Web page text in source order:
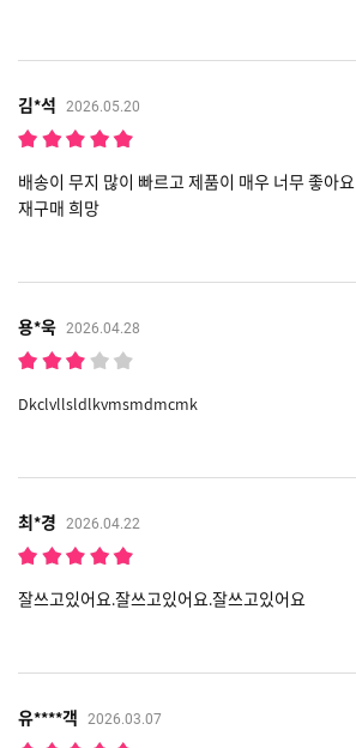
김*석 2026.05.20
배송이 무지 많이 빠르고 제품이 매우 너무 좋아요
재구매 희망
용*욱 2026.04.28
Dkclvllsldlkvmsmdmcmk
최*경 2026.04.22
잘쓰고있어요.잘쓰고있어요.잘쓰고있어요
유****객 2026.03.07